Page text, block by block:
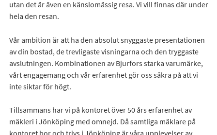
utan det är även en känslomässig resa. Vi vill finnas där under
hela den resan.
Vår ambition är att ha den absolut snyggaste presentationen
av din bostad, de trevligaste visningarna och den tryggaste
avslutningen. Kombinationen av Bjurfors starka varumärke,
vårt engagemang och vår erfarenhet gör oss säkra på att vi
inte siktar för högt.
Tillsammans har vi på kontoret över 50 års erfarenhet av
mäkleri i Jönköping med omnejd. Då samtliga mäklare på